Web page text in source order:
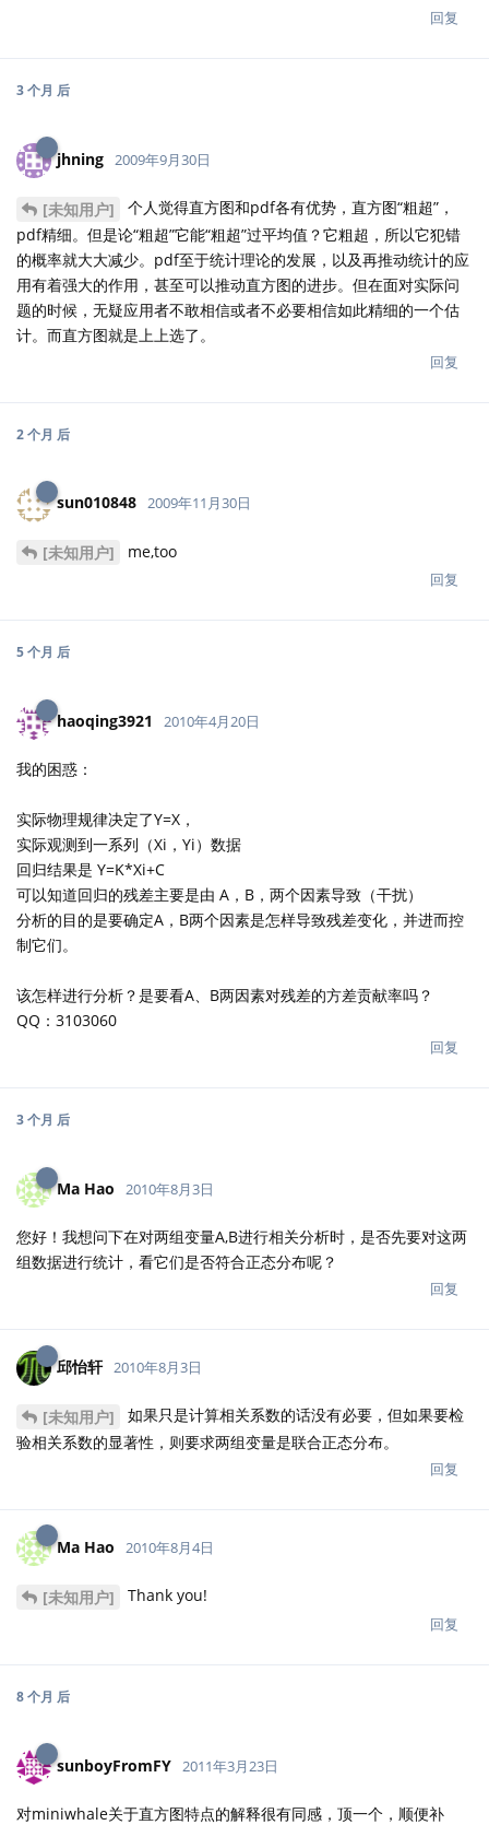
回复
3 个月 后
jhning 2009年9月30日
[未知用户]
个人觉得直方图和pdf各有优势，直方图“粗超”，
pdf精细。但是论“粗超”它能“粗超”过平均值？它粗超，所以它犯错
的概率就大大减少。pdf至于统计理论的发展，以及再推动统计的应
用有着强大的作用，甚至可以推动直方图的进步。但在面对实际问
题的时候，无疑应用者不敢相信或者不必要相信如此精细的一个估
计。而直方图就是上上选了。
回复
2 个月 后
sun010848 2009年11月30日
[未知用户] me,too
回复
5 个月 后
haoqing3921 2010年4月20日
我的困惑：
实际物理规律决定了Y=X，
实际观测到一系列（Xi，Yi）数据
回归结果是 Y=K*Xi+C
可以知道回归的残差主要是由 A，B，两个因素导致（干扰）
分析的目的是要确定A，B两个因素是怎样导致残差变化，并进而控
制它们。
该怎样进行分析？是要看A、B两因素对残差的方差贡献率吗？
QQ：3103060
回复
3 个月 后
Ma Hao 2010年8月3日
您好！我想问下在对两组变量A,B进行相关分析时，是否先要对这两
组数据进行统计，看它们是否符合正态分布呢？
回复
邱怡轩 2010年8月3日
[未知用户]
如果只是计算相关系数的话没有必要，但如果要检
验相关系数的显著性，则要求两组变量是联合正态分布。
回复
Ma Hao 2010年8月4日
[未知用户] Thank you!
回复
8 个月 后
sunboyFromFY 2011年3月23日
对miniwhale关于直方图特点的解释很有同感，顶一个，顺便补